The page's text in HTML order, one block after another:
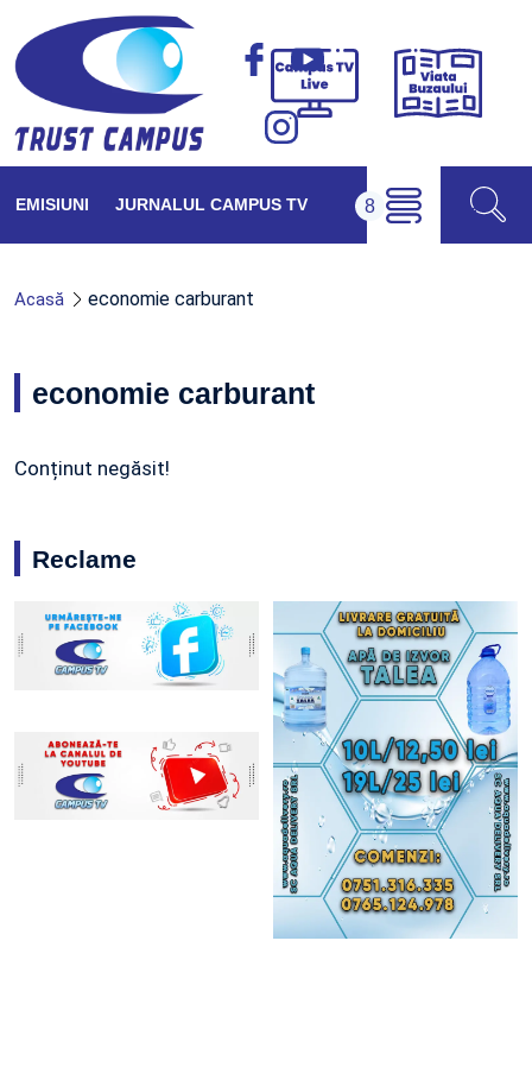
Campus
Viața
EMISIUNI JURNALUL CAMPUS TV
Acasă economie carburant
economie carburant
Conținut negăsit!
Reclame